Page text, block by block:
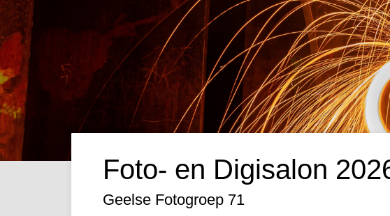
Foto- en Digisalon
Geelse Fotogroep 71